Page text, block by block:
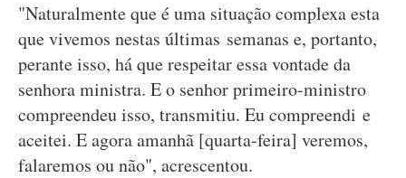
"Naturalmente que é uma situação complexa esta
que vivemos nestas últimas semanas e, portanto,
perante isso, há que respeitar essa vontade da
senhora ministra. E o senhor primeiro-ministro
compreendeu isso, transmitiu. Eu compreendi e
aceitei. E agora amanhã [quarta-feira] veremos,
falaremos ou não", acrescentou.